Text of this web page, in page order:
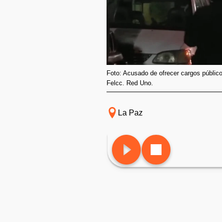
Foto: Acusado de ofrecer cargos
Felcc. Red Uno.
La Paz